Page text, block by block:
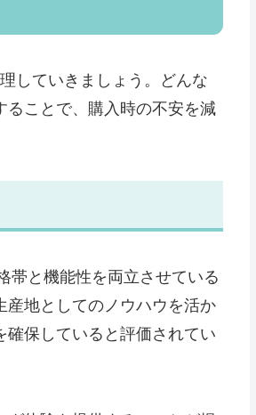
していきましょう。どんな
ることで、購入時の不安を減
帯と機能性を両立させている
産地としてのノウハウを活か
確保していると評価されてい